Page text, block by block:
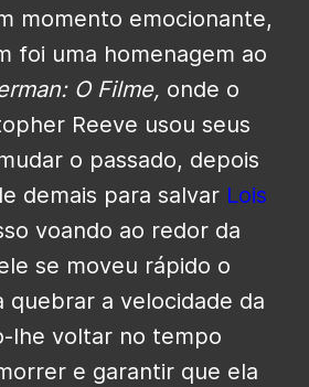
momento emocionante,
foi uma homenagem ao
O Filme, onde o
Reeve usou seus
o passado, depois
demais para salvar Lois
voando ao redor da
se moveu rápido o
quebrar a velocidade da
lhe voltar no tempo
e garantir que ela